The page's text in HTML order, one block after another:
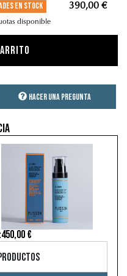
en stock
disponible
390,00 €
Hacer una pregunta
450,00 €